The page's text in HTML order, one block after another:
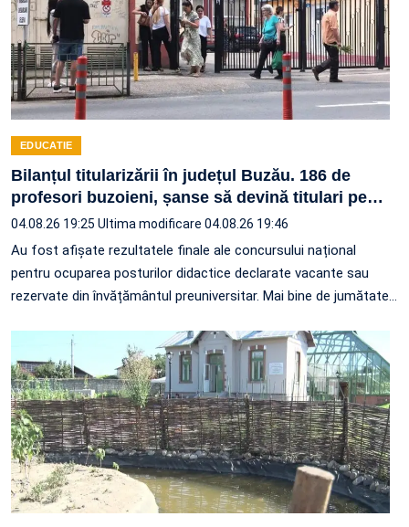
EDUCATIE
Bilanțul titularizării în județul Buzău. 186 de
profesori buzoieni, șanse să devină titulari pe…
04.08.26 19:25 Ultima modificare 04.08.26 19:46
Au fost afișate rezultatele finale ale concursului național
pentru ocuparea posturilor didactice declarate vacante sau
rezervate din învățământul preuniversitar. Mai bine de jumătate…